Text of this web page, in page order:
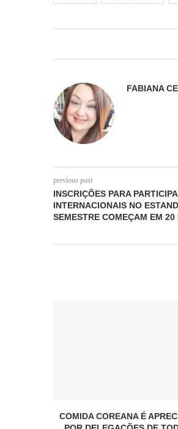
FABIANA
previous post
INSCRIÇÕES PARA
INTERNACIONAIS NO
SEMESTRE COMEÇAM EM 20
COMIDA COREANA É